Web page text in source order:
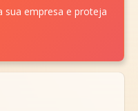
sua empresa e proteja